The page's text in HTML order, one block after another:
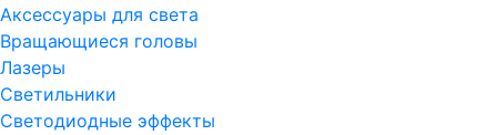
Аксессуары для света
Вращающиеся головы
Лазеры
Светильники
Светодиодные эффекты